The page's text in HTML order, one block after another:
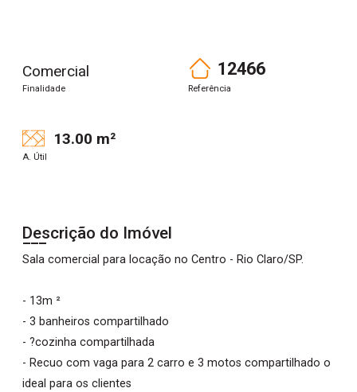
Comercial
Finalidade
12466
Referência
13.00 m²
A. Útil
Descrição do Imóvel
Sala comercial para locação no Centro - Rio Claro/SP.
- 13m ²
- 3 banheiros compartilhado
- ?cozinha compartilhada
- Recuo com vaga para 2 carro e 3 motos compartilhado o
ideal para os clientes